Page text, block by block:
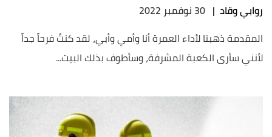
روابي وقاد | 30 نوفمبر 2022
المقدمة ذهبنا لأداء العمرة أنا وأمي وأبي، لقد كنتُ فرحاً جداً
لأنني سأرى الكعبة المشرفة، وسأطوف بذلك البيت...